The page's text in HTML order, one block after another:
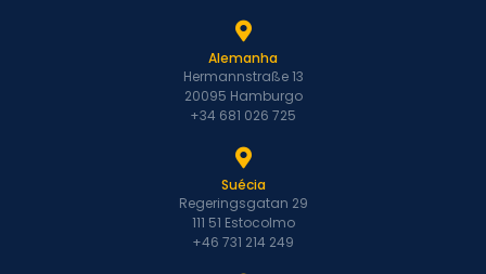
Alemanha
Hermannstraße 13
20095 Hamburgo
+34 681 026 725
Suécia
Regeringsgatan 29
111 51 Estocolmo
+46 731 214 249